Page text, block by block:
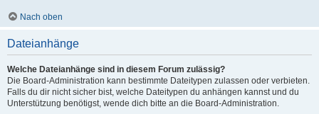
Nach oben
Dateianhänge
Welche Dateianhänge sind in diesem Forum zulässig?
Die Board-Administration kann bestimmte Dateitypen zulassen oder verbieten.
Falls du dir nicht sicher bist, welche Dateitypen du anhängen kannst und du
Unterstützung benötigst, wende dich bitte an die Board-Administration.